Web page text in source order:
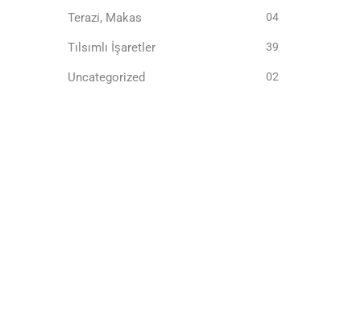
Terazi, Makas 04
Tılsımlı İşaretler 39
Uncategorized 02